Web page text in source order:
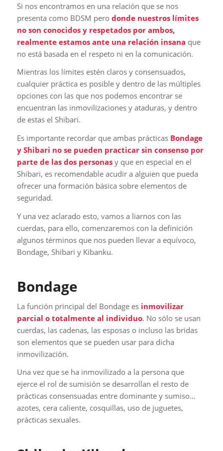
Si nos encontramos en una relación que se nos
presenta como BDSM pero donde nuestros límites
no son conocidos y respetados por ambos,
realmente estamos ante una relación insana que
no está basada en el respeto ni en la comunicación.
Mientras los límites estén claros y consensuados,
cualquier práctica es posible y dentro de las múltiples
opciones con las que nos podemos encontrar se
encuentran las inmovilizaciones y ataduras, y dentro
de estas el Shibari.
Es importante recordar que ambas prácticas Bondage
y Shibari no se pueden practicar sin consenso por
parte de las dos personasy que en especial en el
Shibari, es recomendable acudir a alguien que pueda
ofrecer una formación básica sobre elementos de
seguridad.
Y una vez aclarado esto, vamos a liarnos con las
cuerdas, para ello, comenzaremos con la definición
algunos términos que nos pueden llevar a equívoco,
Bondage, Shibari y Kibanku.
Bondage
La función principal del Bondage es inmovilizar
parcial o totalmente al individuo. No sólo se usan
cuerdas, las cadenas, las esposas o incluso las bridas
son elementos que se pueden usar para dicha
inmovilización.
Una vez que se ha inmovilizado a la persona que
ejerce el rol de sumisión se desarrollan el resto de
prácticas consensuadas entre dominante y sumiso…
azotes, cera caliente, cosquillas, uso de juguetes,
prácticas sexuales.